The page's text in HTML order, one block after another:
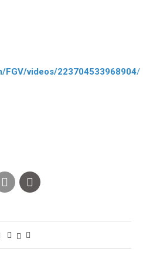
FGV/videos/223704533968904/